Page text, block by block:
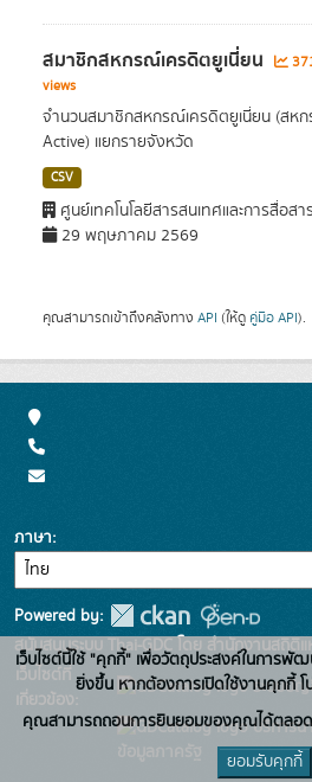
สมาชิกสหกรณ์เครดิตยูเนี่ยน
views
จำนวนสมาชิกสหกรณ์เครดิตยูเนี่ยน (สห
Active) แยกรายจังหวัด
CSV
ศูนย์เทคโนโลยีสารสนเทศและการสื่อ
29 พฤษภาคม 2569
คุณสามารถเข้าถึงคลังทาง API (ให้ดู คู่มือ API).
ภาษา
Powered by:
สนับสนุนระบบ Thai-GDC โดย สำนักงานสถิติ
เว็บไซต์ที่
เกี่ยวข้อง:
ระบบบัญ
บริการน
เว็บไซต์นี้ใช้ "คุกกี้" เพื่อวัตถุประสงค์ในการพั
ยิ่งขึ้น หากต้องการเปิดใช้งานคุกกี้
คุณสามารถถอนการยินยอมของคุณได้ตลอด
ยอมรับคุกกี้